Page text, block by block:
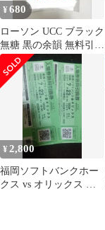
¥680
ローソン UCC ブラック
無糖 黒の余韻 無料引換
券 10枚
¥ 2,800
福岡ソフトバンクホー
クス vs オリックス 入